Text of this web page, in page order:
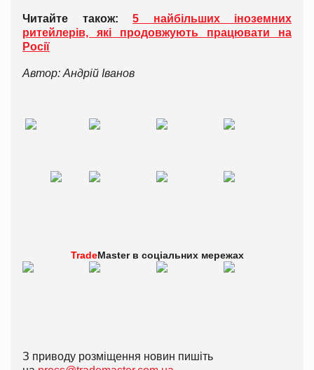
Читайте також: 5 найбільших іноземних
ритейлерів, які продовжують працювати на
Росії
Автор: Андрій Іванов
TradeMaster в соціальних мережах
З приводу розміщення новин пишіть